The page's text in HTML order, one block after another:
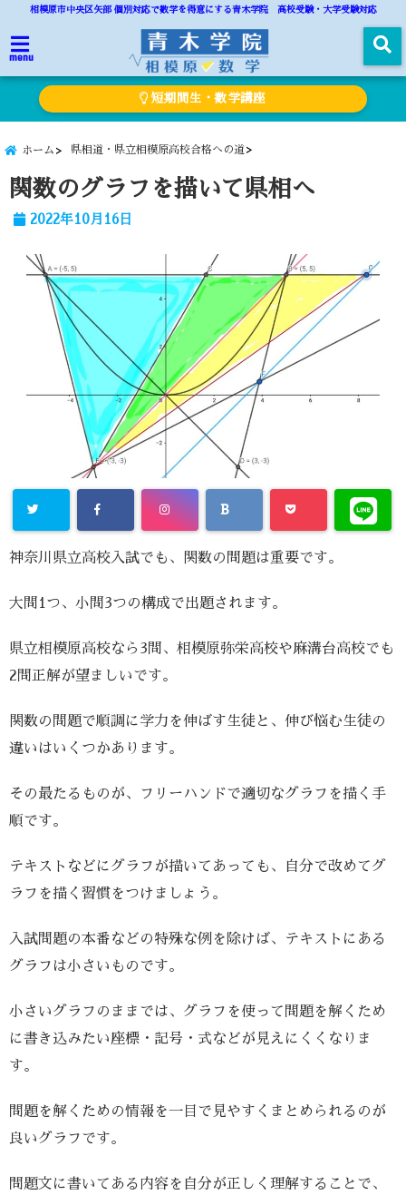
相模原市中央区矢部 個別対応で数学を得意にする青木学院 高校受験・大学受験対応
menu
短期間生・数学講座
ホーム 県相道・県立相模原高校合格への道
関数のグラフを描いて県相へ
2022年10月16日
神奈川県立高校入試でも、関数の問題は重要です。
大問1つ、小問3つの構成で出題されます。
県立相模原高校なら3問、相模原弥栄高校や麻溝台高校でも
2問正解が望ましいです。
関数の問題で順調に学力を伸ばす生徒と、伸び悩む生徒の
違いはいくつかあります。
その最たるものが、フリーハンドで適切なグラフを描く手
順です。
テキストなどにグラフが描いてあっても、自分で改めてグ
ラフを描く習慣をつけましょう。
入試問題の本番などの特殊な例を除けば、テキストにある
グラフは小さいものです。
小さいグラフのままでは、グラフを使って問題を解くため
に書き込みたい座標・記号・式などが見えにくくなりま
す。
問題を解くための情報を一目で見やすくまとめられるのが
良いグラフです。
問題文に書いてある内容を自分が正しく理解することで、